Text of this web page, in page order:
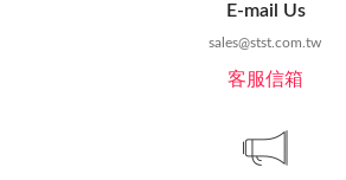
E-mail Us
sales@stst.com.tw
客服信箱